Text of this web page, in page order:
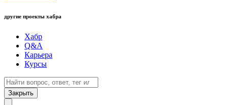
другие проекты хабра
Хабр
Q&A
Карьера
Курсы
Закрыть